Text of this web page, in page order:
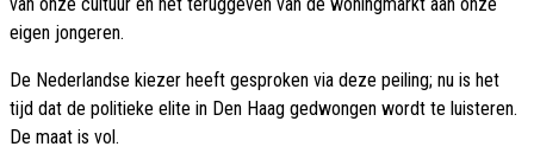
van onze cultuur en het teruggeven van de woningmarkt aan onze
eigen jongeren.
De Nederlandse kiezer heeft gesproken via deze peiling; nu is het
tijd dat de politieke elite in Den Haag gedwongen wordt te luisteren.
De maat is vol.